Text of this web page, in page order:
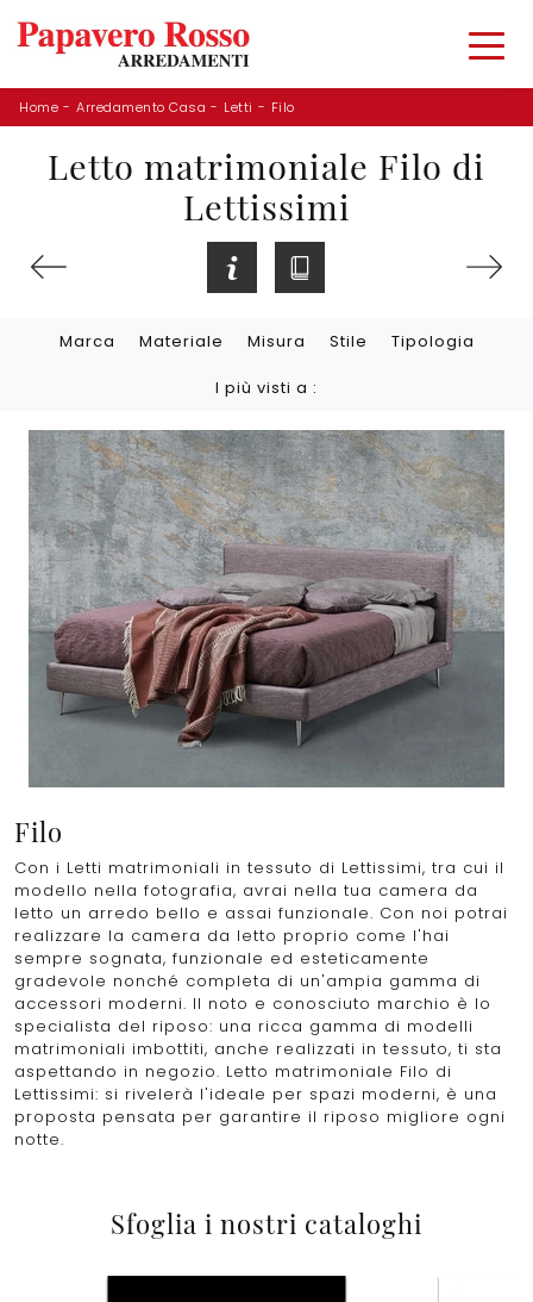
Home - Arredamento Casa - Letti - Filo
Letto matrimoniale Filo di
Lettissimi
Marca Materiale Misura Stile Tipologia
I più visti a :
Filo
Con i Letti matrimoniali in tessuto di Lettissimi, tra cui il
modello nella fotografia, avrai nella tua camera da
letto un arredo bello e assai funzionale. Con noi potrai
realizzare la camera da letto proprio come l'hai
sempre sognata, funzionale ed esteticamente
gradevole nonché completa di un'ampia gamma di
accessori moderni. Il noto e conosciuto marchio è lo
specialista del riposo: una ricca gamma di modelli
matrimoniali imbottiti, anche realizzati in tessuto, ti sta
aspettando in negozio. Letto matrimoniale Filo di
Lettissimi: si rivelerà l'ideale per spazi moderni, è una
proposta pensata per garantire il riposo migliore ogni
notte.
Sfoglia i nostri cataloghi